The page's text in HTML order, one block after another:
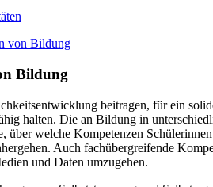
Bildung
beitragen, für ein
halten. Die an Bildung in
über welche Kompetenzen
Auch fachübergreifende
und Daten umzugehen.